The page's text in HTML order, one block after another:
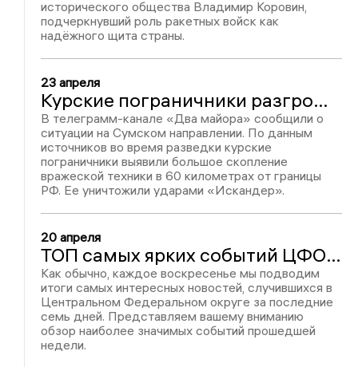
исторического общества Владимир Коровин,
подчеркнувший роль ракетных войск как
надёжного щита страны.
23 апреля
Курские пограничники разгромили скопление техники ВСУ у села Коровинцы
В телеграмм-канале «Два майора» сообщили о
ситуации на Сумском направлении. По данным
источников во время разведки курские
пограничники выявили большое скопление
вражеской техники в 60 километрах от границы
РФ. Ее уничтожили ударами «Искандер».
20 апреля
ТОП самых ярких событий ЦФО: уникальный препарат от онкологии, перепись пчел и ответ Shaman-а на санкции Зеленского
Как обычно, каждое воскресенье мы подводим
итоги самых интересных новостей, случившихся в
Центральном Федеральном округе за последние
семь дней. Представляем вашему вниманию
обзор наиболее значимых событий прошедшей
недели.